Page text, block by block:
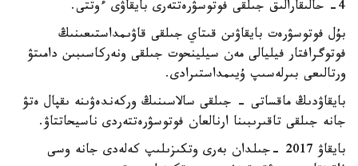
4- حالىقارالىق جىلقى فوتوسۋرەتتەرى بايقاۋى ءوتتى.
بۇل فوتوسۋرەت بايقاۋىن قىتاي جىلقى قاۋىمداستىعىنىڭ
فوتوگرافتار فيليالى مەن سيلينحوت جىلقى ونەركاسىبىن دامىتۋ
ورتالىعى بىرلەسىپ ۇيىمداستىرادى.
بايقاۋدىڭ ماقساتى - جىلقى سالاسىنىڭ وركەندەۋىنە ىقپال ەتۋ
جانە جىلقى تاقىرىبىنا ارنالعان فوتوسۋرەتتەردى ناسيحاتتاۋ.
بايقاۋ 2017 -جىلدان بەرى وتكىزىلىپ كەلەدى جانە وسى